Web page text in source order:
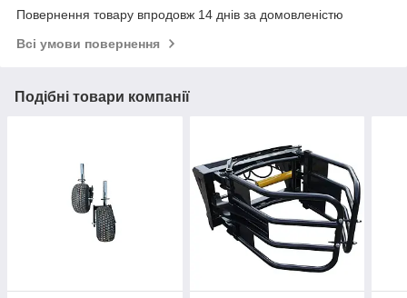
Повернення товару впродовж 14 днів за домовленістю
Всі умови повернення
Подібні товари компанії